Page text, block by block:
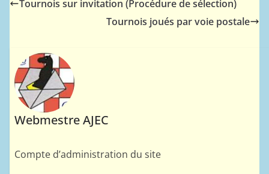
Tournois sur invitation (Procédure de sélection)
Tournois joués par voie postale
Webmestre AJEC
Compte d’administration du site